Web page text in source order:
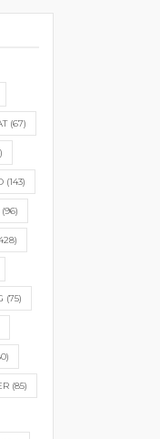
(67)
(143)
(96)
(75)
(85)